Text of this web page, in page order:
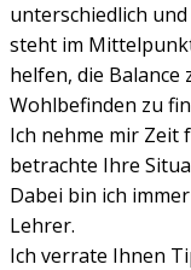
unterschiedlich
steht im
helfen, die Balance
Wohlbefinden zu
Ich nehme mir Zeit
betrachte Ihre
Dabei bin ich
Lehrer.
Ich verrate Ihnen